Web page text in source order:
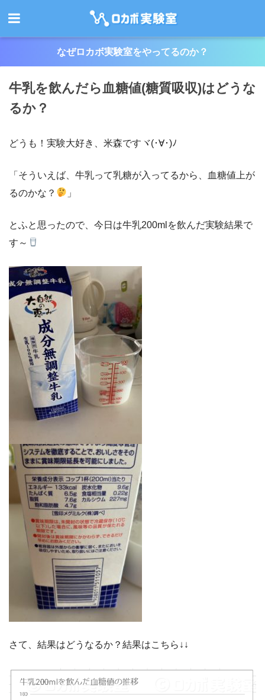
なぜロカボ実験室をやってるのか？
牛乳を飲んだら血糖値(糖質吸収)はどうな
るか？
どうも！実験大好き、米森ですヾ(･∀･)ﾉ
「そういえば、牛乳って乳糖が入ってるから、血糖値上が
るのかな？
」
とふと思ったので、今日は牛乳200mlを飲んだ実験結果で
す～
さて、結果はどうなるか？結果はこちら↓↓